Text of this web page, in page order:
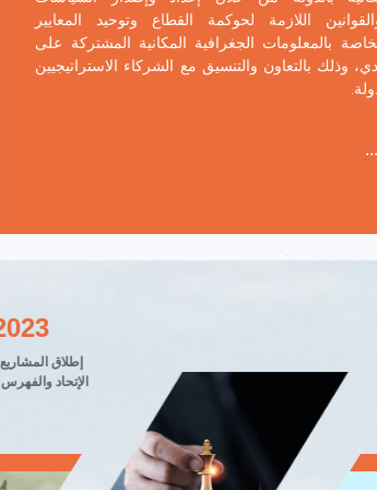
اللازمة لحوكمة القطاع وتوحيد المعايير
بالمعلومات الجغرافية المكانية المشتركة على
وذلك بالتعاون والتنسيق مع الشركاء الاستراتيجيين
2023
إطلاق المشاريع (أطلس
الإتحاد والفهرس الوطني)